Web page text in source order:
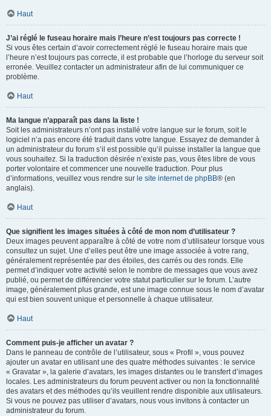
Haut
J’ai réglé le fuseau horaire mais l’heure n’est toujours pas correcte !
Si vous êtes certain d’avoir correctement réglé le fuseau horaire mais que
l’heure n’est toujours pas correcte, il est probable que l’horloge du serveur soit
erronée. Veuillez contacter un administrateur afin de lui communiquer ce
problème.
Haut
Ma langue n’apparaît pas dans la liste !
Soit les administrateurs n’ont pas installé votre langue sur le forum, soit le
logiciel n’a pas encore été traduit dans votre langue. Essayez de demander à
un administrateur du forum s’il est possible qu’il puisse installer la langue que
vous souhaitez. Si la traduction désirée n’existe pas, vous êtes libre de vous
porter volontaire et commencer une nouvelle traduction. Pour plus
d’informations, veuillez vous rendre sur le site internet de phpBB® (en
anglais).
Haut
Que signifient les images situées à côté de mon nom d’utilisateur ?
Deux images peuvent apparaître à côté de votre nom d’utilisateur lorsque vous
consultez un sujet. Une d’elles peut être une image associée à votre rang,
généralement représentée par des étoiles, des carrés ou des ronds. Elle
permet d’indiquer votre activité selon le nombre de messages que vous avez
publié, ou permet de différencier votre statut particulier sur le forum. L’autre
image, généralement plus grande, est une image connue sous le nom d’avatar
qui est bien souvent unique et personnelle à chaque utilisateur.
Haut
Comment puis-je afficher un avatar ?
Dans le panneau de contrôle de l’utilisateur, sous « Profil », vous pouvez
ajouter un avatar en utilisant une des quatre méthodes suivantes : le service
« Gravatar », la galerie d’avatars, les images distantes ou le transfert d’images
locales. Les administrateurs du forum peuvent activer ou non la fonctionnalité
des avatars et des méthodes qu’ils veuillent rendre disponible aux utilisateurs.
Si vous ne pouvez pas utiliser d’avatars, nous vous invitons à contacter un
administrateur du forum.